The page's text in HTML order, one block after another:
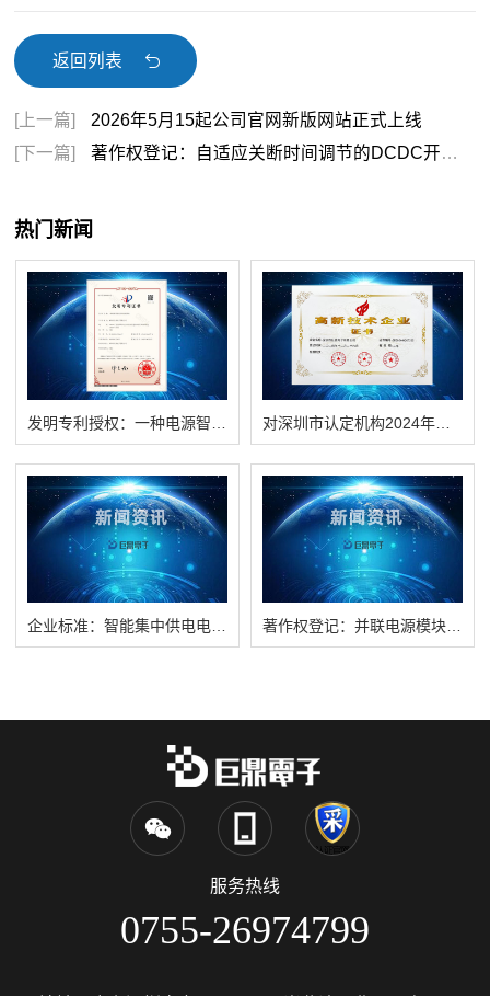
返回列表
[上一篇]
2026年5月15起公司官网新版网站正式上线
[下一篇]
著作权登记：自适应关断时间调节的DCDC开关电源恒频控制系统
热门新闻
企业标准：智能集中供电电源-Q/JDDZ 001-2024 著作权登记：并联电源模块短路保护系统
服务热线
0755-26974799